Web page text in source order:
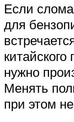
Если
для
нужно
Менять
при этом